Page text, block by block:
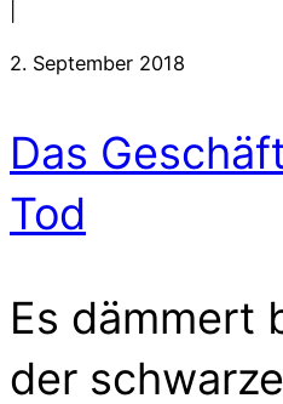
2. September 2018
Das
Tod
Es dämmert
der schwarze